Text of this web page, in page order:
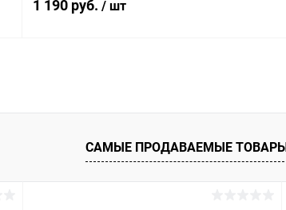
1 190 руб. / шт
К сравнению
В избранное В наличии
САМЫЕ ПРОДАВАЕМЫЕ ТОВАРЫ